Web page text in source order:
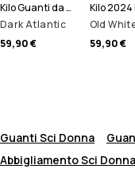
Kilo Guanti da Neve
Dark Atlantic
59,90 €
Old
59,90 €
Guanti Sci Donna
Abbigliamento Sci Donna